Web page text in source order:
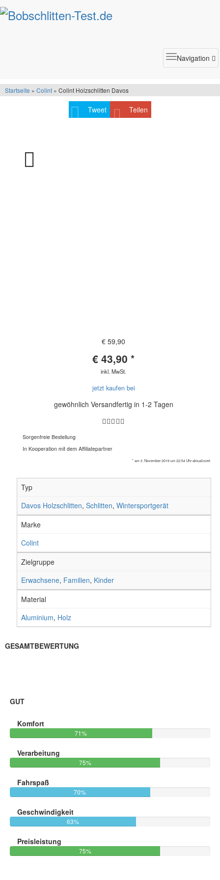
Toggle
Navigation
Startseite » Colint » Colint Holzschlitten Davos
Tweet Teilen
€ 59,90
€ 43,90 *
inkl. MwSt.
jetzt kaufen bei
gewöhnlich Versandfertig in 1-2 Tagen
Sorgenfreie Bestellung
In Kooperation mit dem Affiliatepartner
* am 3. November 2019 um 22:54 Uhr aktualisiert
Typ
Davos Holzschlitten, Schlitten, Wintersportgerät
Marke
Colint
Zielgruppe
Erwachsene, Familien, Kinder
Material
Aluminium, Holz
GESAMTBEWERTUNG
GUT
Komfort
71%
Verarbeitung
75%
Fahrspaß
70%
Geschwindigkeit
63%
Preisleistung
75%